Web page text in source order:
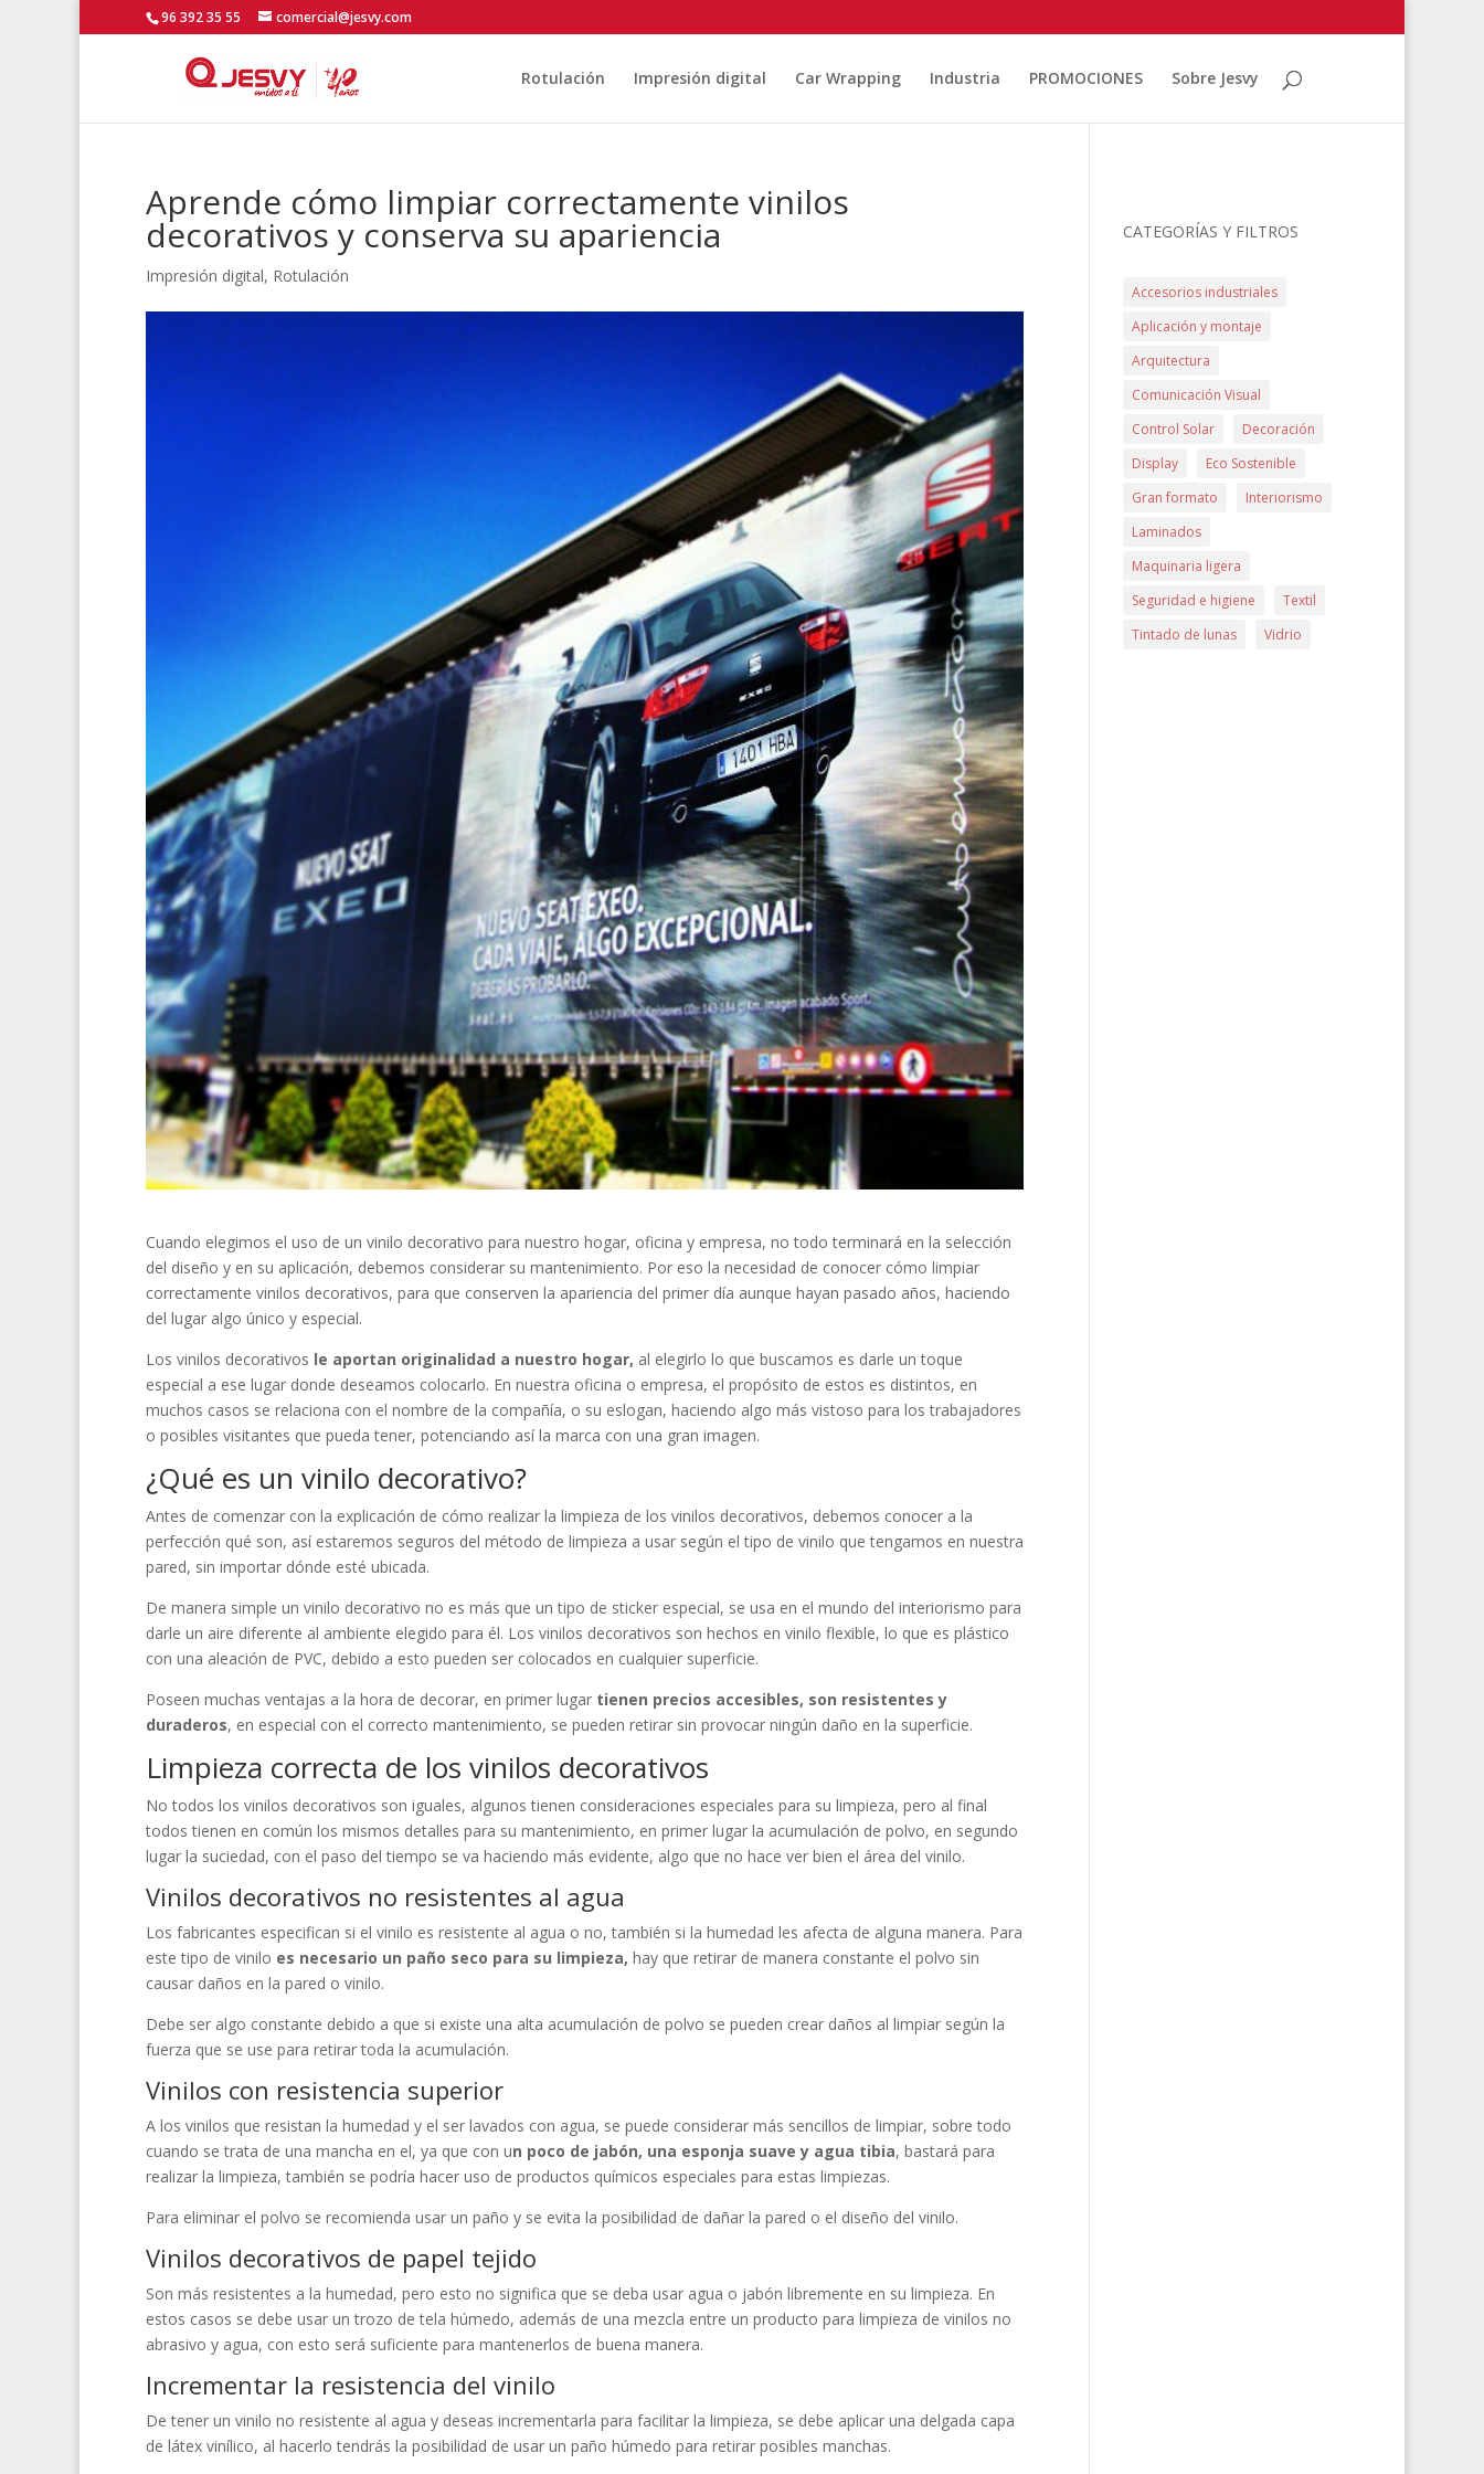
96 392 35 55 comercial@jesvy.com
Rotulación Impresión digital Car Wrapping Industria PROMOCIONES Sobre Jesvy
Aprende cómo limpiar correctamente vinilos
decorativos y conserva su apariencia
Impresión digital, Rotulación
Cuando elegimos el uso de un vinilo decorativo para nuestro hogar, oficina y empresa, no todo terminará en la selección
del diseño y en su aplicación, debemos considerar su mantenimiento. Por eso la necesidad de conocer cómo limpiar
correctamente vinilos decorativos, para que conserven la apariencia del primer día aunque hayan pasado años, haciendo
del lugar algo único y especial.
Los vinilos decorativos le aportan originalidad a nuestro hogar, al elegirlo lo que buscamos es darle un toque
especial a ese lugar donde deseamos colocarlo. En nuestra oficina o empresa, el propósito de estos es distintos, en
muchos casos se relaciona con el nombre de la compañía, o su eslogan, haciendo algo más vistoso para los trabajadores
o posibles visitantes que pueda tener, potenciando así la marca con una gran imagen.
¿Qué es un vinilo decorativo?
Antes de comenzar con la explicación de cómo realizar la limpieza de los vinilos decorativos, debemos conocer a la
perfección qué son, así estaremos seguros del método de limpieza a usar según el tipo de vinilo que tengamos en nuestra
pared, sin importar dónde esté ubicada.
De manera simple un vinilo decorativo no es más que un tipo de sticker especial, se usa en el mundo del interiorismo para
darle un aire diferente al ambiente elegido para él. Los vinilos decorativos son hechos en vinilo flexible, lo que es plástico
con una aleación de PVC, debido a esto pueden ser colocados en cualquier superficie.
Poseen muchas ventajas a la hora de decorar, en primer lugar tienen precios accesibles, son resistentes y
duraderos, en especial con el correcto mantenimiento, se pueden retirar sin provocar ningún daño en la superficie.
Limpieza correcta de los vinilos decorativos
No todos los vinilos decorativos son iguales, algunos tienen consideraciones especiales para su limpieza, pero al final
todos tienen en común los mismos detalles para su mantenimiento, en primer lugar la acumulación de polvo, en segundo
lugar la suciedad, con el paso del tiempo se va haciendo más evidente, algo que no hace ver bien el área del vinilo.
Vinilos decorativos no resistentes al agua
Los fabricantes especifican si el vinilo es resistente al agua o no, también si la humedad les afecta de alguna manera. Para
este tipo de vinilo es necesario un paño seco para su limpieza, hay que retirar de manera constante el polvo sin
causar daños en la pared o vinilo.
Debe ser algo constante debido a que si existe una alta acumulación de polvo se pueden crear daños al limpiar según la
fuerza que se use para retirar toda la acumulación.
Vinilos con resistencia superior
A los vinilos que resistan la humedad y el ser lavados con agua, se puede considerar más sencillos de limpiar, sobre todo
cuando se trata de una mancha en el, ya que con un poco de jabón, una esponja suave y agua tibia, bastará para
realizar la limpieza, también se podría hacer uso de productos químicos especiales para estas limpiezas.
Para eliminar el polvo se recomienda usar un paño y se evita la posibilidad de dañar la pared o el diseño del vinilo.
Vinilos decorativos de papel tejido
Son más resistentes a la humedad, pero esto no significa que se deba usar agua o jabón libremente en su limpieza. En
estos casos se debe usar un trozo de tela húmedo, además de una mezcla entre un producto para limpieza de vinilos no
abrasivo y agua, con esto será suficiente para mantenerlos de buena manera.
Incrementar la resistencia del vinilo
De tener un vinilo no resistente al agua y deseas incrementarla para facilitar la limpieza, se debe aplicar una delgada capa
de látex vinílico, al hacerlo tendrás la posibilidad de usar un paño húmedo para retirar posibles manchas.
CATEGORÍAS Y FILTROS
Accesorios industriales
Aplicación y montaje
Arquitectura
Comunicación Visual
Control Solar
Decoración
Display
Eco Sostenible
Gran formato
Interiorismo
Laminados
Maquinaria ligera
Seguridad e higiene
Textil
Tintado de lunas
Vidrio